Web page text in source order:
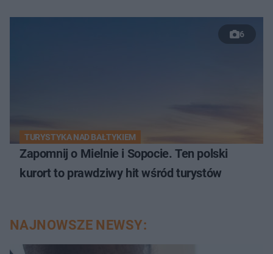
6
TURYSTYKA NAD BAŁTYKIEM
Zapomnij o Mielnie i Sopocie. Ten polski
kurort to prawdziwy hit wśród turystów
NAJNOWSZE NEWSY: